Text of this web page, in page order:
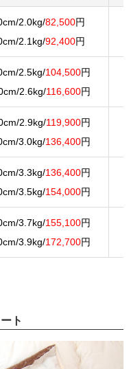
2.0kg/82,500円
2.1kg/92,400円
2.5kg/104,500円
2.6kg/116,600円
2.9kg/119,900円
3.0kg/136,400円
3.3kg/136,400円
3.5kg/154,000円
3.7kg/155,100円
3.9kg/172,700円
ト